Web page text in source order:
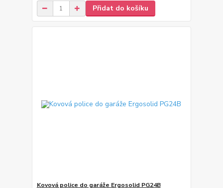
Přidat do košíku
Kovová police do garáže Ergosolid PG24B